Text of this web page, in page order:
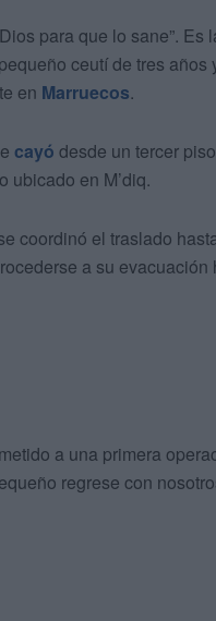
para que lo sane”.
ceutí de tres
en Marruecos.
cayó desde un tercer
ubicado en M’diq.
coordinó el traslado
a su evacuación
a una primera
regrese con